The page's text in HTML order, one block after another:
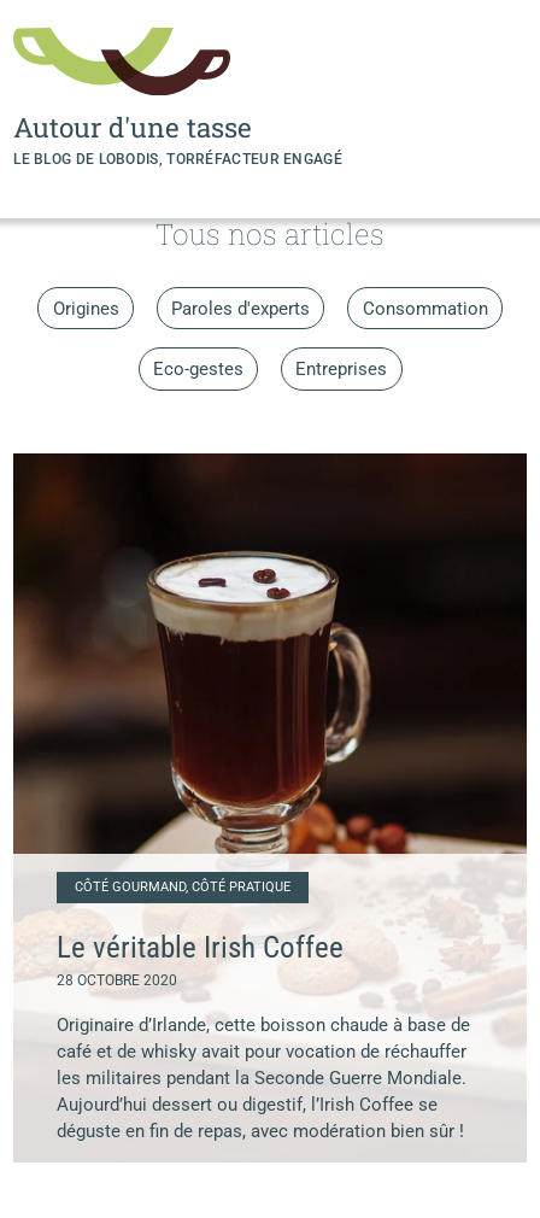
Autour d'une tasse
LE BLOG DE LOBODIS, TORRÉFACTEUR ENGAGÉ
Tous nos articles
Origines Paroles d'experts Consommation
Eco-gestes Entreprises
CÔTÉ GOURMAND, CÔTÉ PRATIQUE
Le véritable Irish Coffee
28 OCTOBRE 2020
Originaire d’Irlande, cette boisson chaude à base de
café et de whisky avait pour vocation de réchauffer
les militaires pendant la Seconde Guerre Mondiale.
Aujourd’hui dessert ou digestif, l’Irish Coffee se
déguste en fin de repas, avec modération bien sûr !